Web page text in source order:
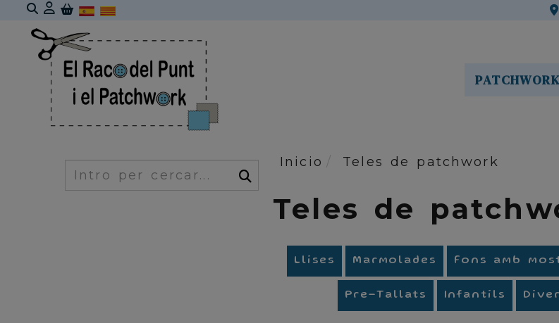
Identifícat
PATCHWORK
Cercar Inicio Teles de patchwork
Teles de
Llises Marmolades Fons amb
Pre-Tallats Infantils